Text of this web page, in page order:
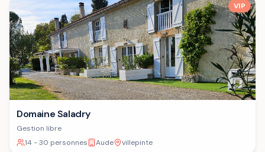
VIP
Domaine Saladry
Gestion libre
14 - 30 personnes
Aude villepinte